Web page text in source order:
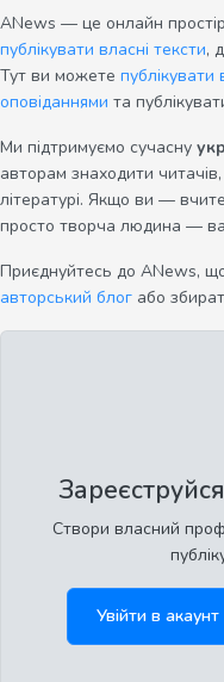
ANews — це онлайн
публікувати власні тексти,
Тут ви можете публікувати
оповіданнями та
Ми підтримуємо сучасну
авторам знаходити
літературі. Якщо ви —
просто творча людина —
Приєднуйтесь до ANews,
авторський блог або
Створи власний
Увійти в акаунт